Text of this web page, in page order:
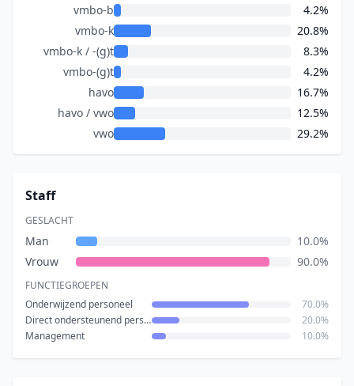
vmbo-b
4.2%
vmbo-k
20.8%
vmbo-k / -(g)t
8.3%
vmbo-(g)t
4.2%
havo
16.7%
havo / vwo
12.5%
vwo
29.2%
Staff
GESLACHT
Man
10.0%
Vrouw
90.0%
FUNCTIEGROEPEN
Onderwijzend personeel
70.0%
Direct ondersteunend personeel
20.0%
Management
10.0%